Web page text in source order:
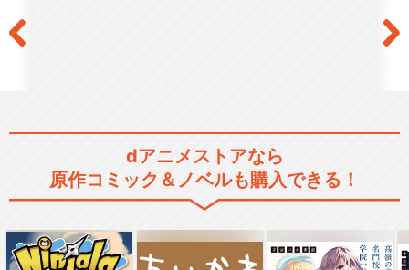
dアニメストアなら
原作コミック＆ノベルも購入できる！